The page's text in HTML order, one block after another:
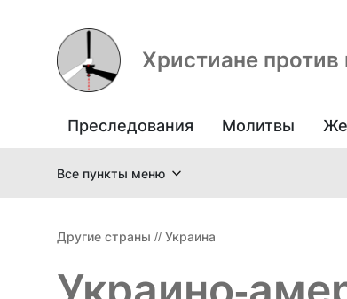
Христиане
Преследования Молитвы
Все пункты меню
Другие страны // Украина